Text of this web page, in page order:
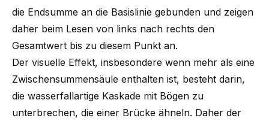
die Endsumme an die Basislinie gebunden und zeigen
daher beim Lesen von links nach rechts den
Gesamtwert bis zu diesem Punkt an.
Der visuelle Effekt, insbesondere wenn mehr als eine
Zwischensummensäule enthalten ist, besteht darin,
die wasserfallartige Kaskade mit Bögen zu
unterbrechen, die einer Brücke ähneln. Daher der